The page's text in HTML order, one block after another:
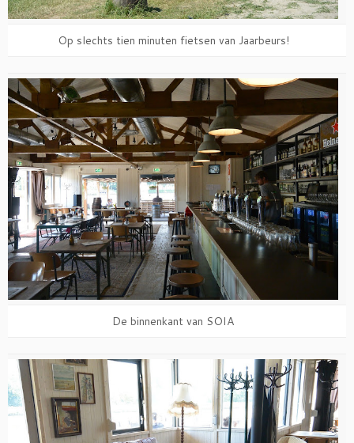
Op slechts tien minuten fietsen van Jaarbeurs!
De binnenkant van SOIA